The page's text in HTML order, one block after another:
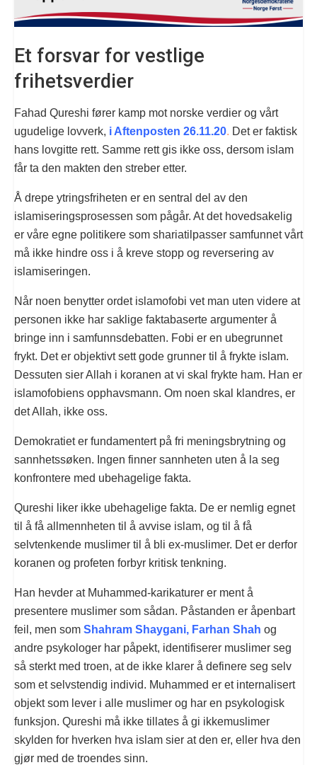
Et forsvar for vestlige
frihetsverdier
Fahad Qureshi fører kamp mot norske verdier og vårt
ugudelige lovverk, i Aftenposten 26.11.20. Det er faktisk
hans lovgitte rett. Samme rett gis ikke oss, dersom islam
får ta den makten den streber etter.
Å drepe ytringsfriheten er en sentral del av den
islamiseringsprosessen som pågår. At det hovedsakelig
er våre egne politikere som shariatilpasser samfunnet vårt
må ikke hindre oss i å kreve stopp og reversering av
islamiseringen.
Når noen benytter ordet islamofobi vet man uten videre at
personen ikke har saklige faktabaserte argumenter å
bringe inn i samfunnsdebatten. Fobi er en ubegrunnet
frykt. Det er objektivt sett gode grunner til å frykte islam.
Dessuten sier Allah i koranen at vi skal frykte ham. Han er
islamofobiens opphavsmann. Om noen skal klandres, er
det Allah, ikke oss.
Demokratiet er fundamentert på fri meningsbrytning og
sannhetssøken. Ingen finner sannheten uten å la seg
konfrontere med ubehagelige fakta.
Qureshi liker ikke ubehagelige fakta. De er nemlig egnet
til å få allmennheten til å avvise islam, og til å få
selvtenkende muslimer til å bli ex-muslimer. Det er derfor
koranen og profeten forbyr kritisk tenkning.
Han hevder at Muhammed-karikaturer er ment å
presentere muslimer som sådan. Påstanden er åpenbart
feil, men som Shahram Shaygani, Farhan Shah og
andre psykologer har påpekt, identifiserer muslimer seg
så sterkt med troen, at de ikke klarer å definere seg selv
som et selvstendig individ. Muhammed er et internalisert
objekt som lever i alle muslimer og har en psykologisk
funksjon. Qureshi må ikke tillates å gi ikkemuslimer
skylden for hverken hva islam sier at den er, eller hva den
gjør med de troendes sinn.